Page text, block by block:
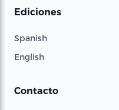
Ediciones
Spanish
English
Contacto